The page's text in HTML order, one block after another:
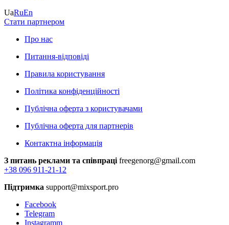
UaRuEn
Стати партнером
Про нас
Питання-відповіді
Правила користування
Політика конфіденційності
Публічна оферта з користувачами
Публічна оферта для партнерів
Контактна інформація
З питань реклами та співпраці freegenorg@gmail.com
+38 096 911-21-12
Підтримка support@mixsport.pro
Facebook
Telegram
Instagramm